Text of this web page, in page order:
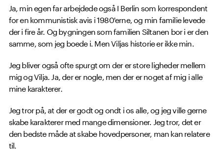
Ja, min egen far arbejdede også I Berlin som korrespondent
for en kommunistisk avis i 1980'erne, og min familie levede
der i fire år. Og bygningen som familien Siltanen bor i er den
samme, som jeg boede i. Men Viljas historie er ikke min.
Jeg bliver også ofte spurgt om der er store ligheder mellem
mig og Vilja. Ja, der er nogle, men der er noget af mig i alle
mine karakterer.
Jeg tror på, at der er godt og ondt i os alle, og jeg ville gerne
skabe karakterer med mange dimensioner. Jeg tror, det er
den bedste måde at skabe hovedpersoner, man kan relatere
til.